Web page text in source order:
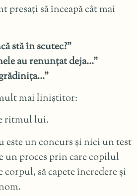
să înceapă cât mai
stă în scutec?”
au renunțat deja…”
mai liniștitor:
ritmul lui.
este un concurs și nici un test
un proces prin care copilul
corpul, să capete încredere și